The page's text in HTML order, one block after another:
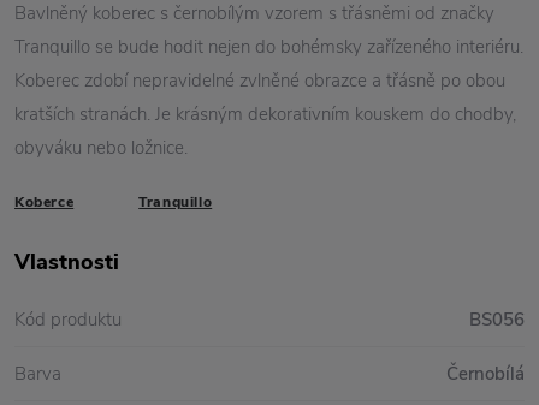
Bavlněný koberec s černobílým vzorem s třásněmi od značky
Tranquillo se bude hodit nejen do bohémsky zařízeného interiéru.
Koberec zdobí nepravidelné zvlněné obrazce a třásně po obou
kratších stranách. Je krásným dekorativním kouskem do chodby,
obyváku nebo ložnice.
Koberce Tranquillo
Vlastnosti
Kód produktu BS056
Barva Černobílá